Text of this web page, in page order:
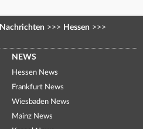
Nachrichten >>> Hessen >>>
NEWS
Hessen News
Frankfurt News
Wiesbaden News
Mainz News